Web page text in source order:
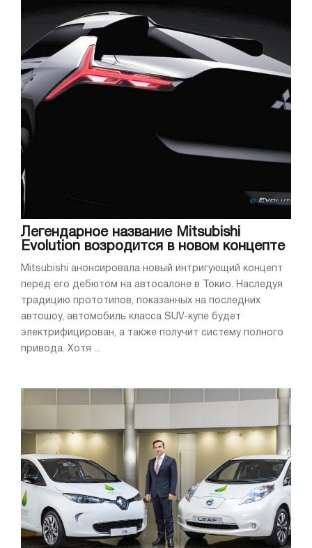
Легендарное название Mitsubishi
Evolution возродится в новом концепте
Mitsubishi анонсировала новый интригующий концепт
перед его дебютом на автосалоне в Токио. Наследуя
традицию прототипов, показанных на последних
автошоу, автомобиль класса SUV-купе будет
электрифицирован, а также получит систему полного
привода. Хотя ...